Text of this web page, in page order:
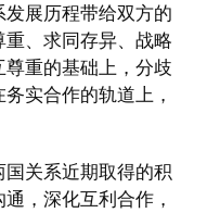
展历程带给双方的
、求同存异、战略
重的基础上，分歧
实合作的轨道上，
关系近期取得的积
，深化互利合作，